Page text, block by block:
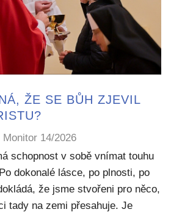
ŽE SE BŮH ZJEVIL
14/2026
schopnost v sobě vnímat touhu
dokonalé lásce, po plnosti, po
že jsme stvořeni pro něco,
tady na zemi přesahuje. Je